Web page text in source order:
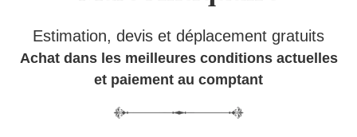
Estimation, devis et déplacement gratuits
Achat dans les meilleures conditions actuelles
et paiement au comptant